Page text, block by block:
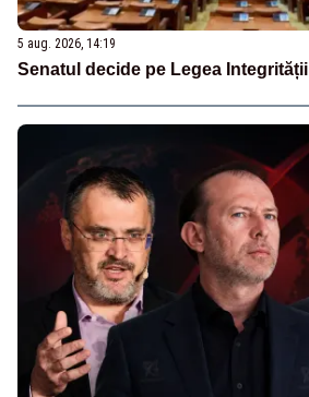
5 aug. 2026, 14:19
Senatul decide pe Legea Integrității